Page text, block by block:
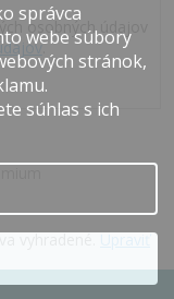
správca
webe súbory
stránok,
súhlas s ich
osobných údajov
.